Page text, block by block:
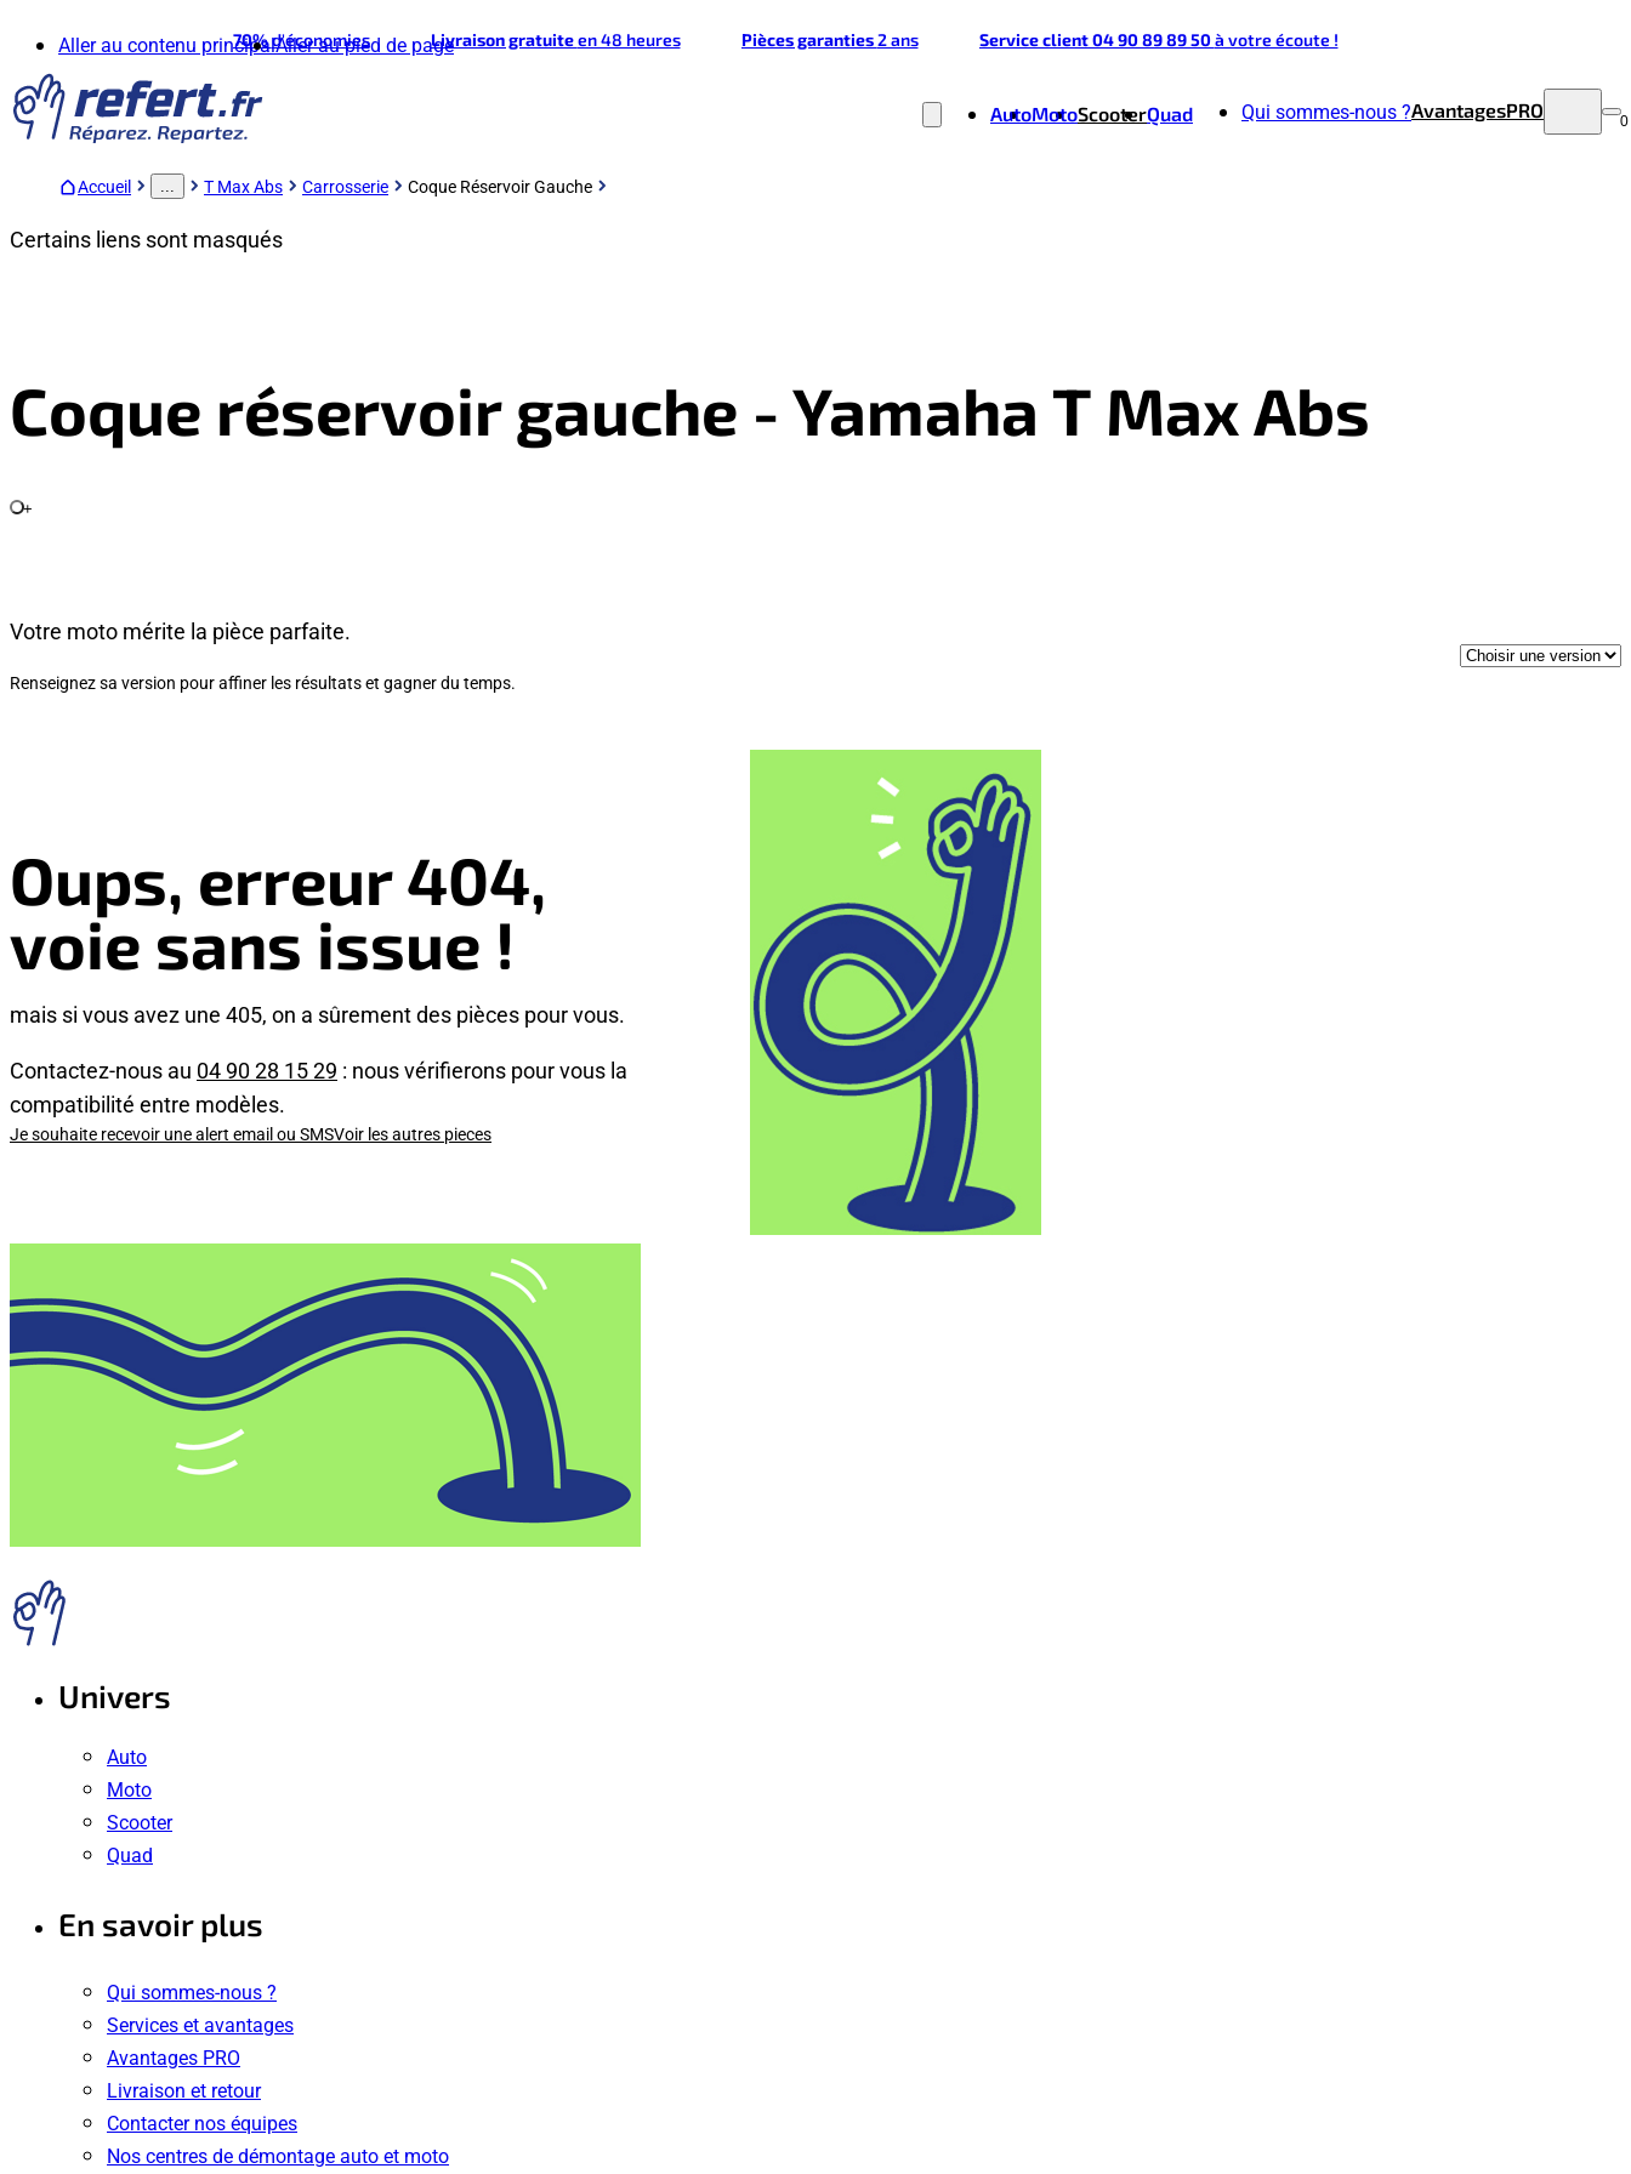
Aller au contenu principalAller au pied de page
70%d'économies Livraison gratuiteen 48 heures Pièces garanties2 ans Service client 04 90 89 89 50à votre écoute !
AutoMotoScooterQuad Qui sommes-nous ?AvantagesPRO 0
Accueil ... T Max Abs Carrosserie Coque Réservoir Gauche
Certains liens sont masqués
Coque réservoir gauche - Yamaha T Max Abs
+
Votre moto mérite la pièce parfaite.
Renseignez sa version pour affiner les résultats et gagner du temps.
Oups, erreur 404,
voie sans issue !
mais si vous avez une 405, on a sûrement des pièces pour vous.
Contactez-nous au 04 90 28 15 29 : nous vérifierons pour vous la
compatibilité entre modèles.
Je souhaite recevoir une alert email ou SMSVoir les autres pieces
Univers
Auto
Moto
Scooter
Quad
En savoir plus
Qui sommes-nous ?
Services et avantages
Avantages PRO
Livraison et retour
Contacter nos équipes
Nos centres de démontage auto et moto